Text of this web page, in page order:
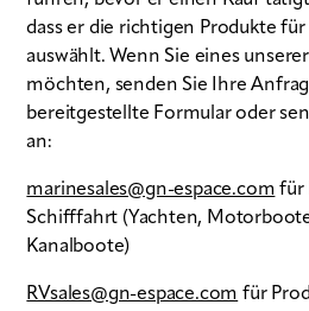
dass er die richtigen Produkte
auswählt. Wenn Sie eines
möchten, senden Sie Ihre
bereitgestellte Formular oder
an:
marinesales@gn-espace.com für
Schifffahrt (Yachten,
Kanalboote)
RVsales@gn-espace.com für